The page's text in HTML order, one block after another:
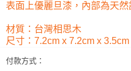
表面上優麗旦漆，內部為天然
材質：台灣相思木
尺寸：7.2cm x 7.2cm x 3.5cm
付款方式：